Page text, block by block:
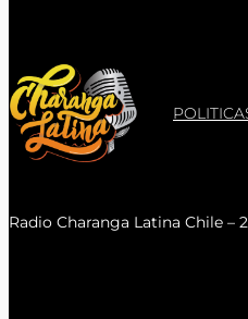
Radio Charanga Latina Chile –